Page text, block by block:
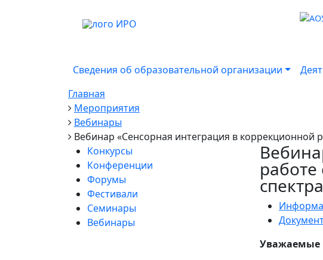
Сведения об образовательной организации
Главная
Мероприятия
Вебинары
Вебинар «Сенсорная интеграция в коррекционной
Конкурсы
Конференции
Форумы
Фестивали
Семинары
Вебинары
Уважаемые